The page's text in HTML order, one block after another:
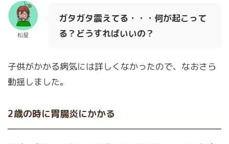
松星
ガタガタ震えてる・・・何が起こって
る？どうすればいいの？
子供がかかる病気には詳しくなかったので、なおさら
動揺しました。
2歳の時に胃腸炎にかかる